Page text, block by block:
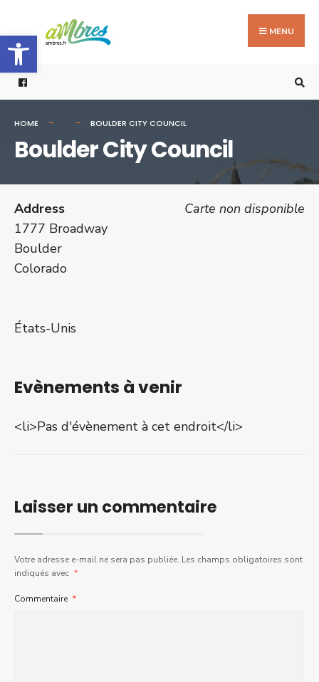
Ouvrir la barre d’outils
to
content
MENU
HOME BOULDER CITY COUNCIL
Boulder City Council
Carte non disponible
Address
1777 Broadway
Boulder
Colorado
États-Unis
Evènements à venir
<li>Pas d'évènement à cet endroit</li>
Laisser un commentaire
Votre adresse e-mail ne sera pas publiée. Les champs obligatoires sont
indiqués avec *
Commentaire *
for: